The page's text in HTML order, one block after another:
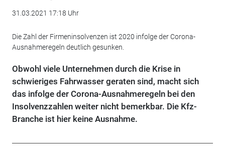
31.03.2021 17:18 Uhr
Die Zahl der Firmeninsolvenzen ist 2020 infolge der Corona-
Ausnahmeregeln deutlich gesunken.
Obwohl viele Unternehmen durch die Krise in
schwieriges Fahrwasser geraten sind, macht sich
das infolge der Corona-Ausnahmeregeln bei den
Insolvenzzahlen weiter nicht bemerkbar. Die Kfz-
Branche ist hier keine Ausnahme.